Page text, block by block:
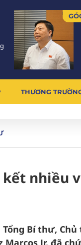
THƯƠNG
nhiều
Bí thư,
Marcos Jr. đã